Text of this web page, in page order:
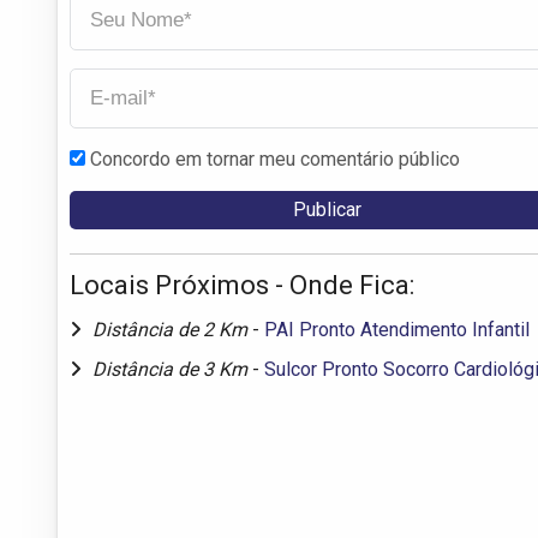
Concordo em tornar meu comentário público
Locais Próximos - Onde Fica:
Distância de 2 Km - PAI Pronto Atendimento Infantil
Distância de 3 Km - Sulcor Pronto Socorro